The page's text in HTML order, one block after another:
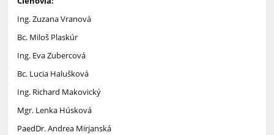
Ing. Zuzana Vranová
Bc. Miloš Plaskúr
Ing. Eva Zubercová
Bc. Lucia Halušková
Ing. Richard Makovický
Mgr. Lenka Húsková
PaedDr. Andrea Mirjanská